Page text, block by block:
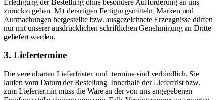
Erledigung der Bestellung ohne besondere Aufforderung an uns
zurückzugeben. Mit derartigen Fertigungsmitteln, Marken und
Aufmachungen hergestellte bzw. ausgezeichnete Erzeugnisse dürfen
nur mit unserer ausdrücklichen schriftlichen Genehmigung an Dritte
geliefert werden.
3. Liefertermine
Die vereinbarten Lieferfristen und -termine sind verbindlich. Sie
laufen vom Datum der Bestellung. Innerhalb der Lieferfrist bzw.
zum Liefertermin muss die Ware an der von uns angegebenen